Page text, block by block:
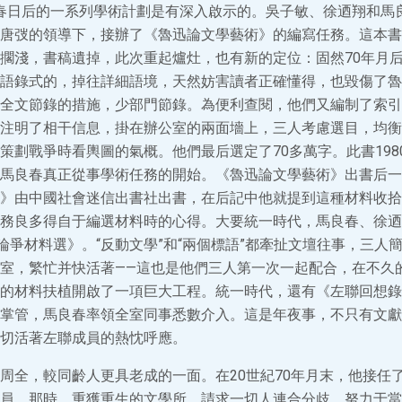
后的一系列學術計劃是有深入啟示的。吳子敏、徐迺翔和馬
弢的領導下，接辦了《魯迅論文學藝術》的編寫任務。這本
淺，書稿遺掉，此次重起爐灶，也有新的定位：固然70年月
錄式的，掉往詳細語境，天然妨害讀者正確懂得，也毀傷了
文節錄的措施，少部門節錄。為便利查閱，他們又編制了索
明了相干信息，掛在辦公室的兩面墻上，三人考慮選目，均
劃戰爭時看輿圖的氣概。他們最后選定了70多萬字。此書
良春真正從事學術任務的開始。《魯迅論文學藝術》出書后
由中國社會迷信出書社出書，在后記中他就提到這種材料收
良多得自于編選材料時的心得。大要統一時代，馬良春、徐
爭材料選》。“反動文學”和“兩個標語”都牽扯文壇往事，三人
，繁忙并快活著——這也是他們三人第一次一起配合，在不久
材料扶植開啟了一項巨大工程。統一時代，還有《左聯回想
管，馬良春率領全室同事悉數介入。這是年夜事，不只有文
活著左聯成員的熱忱呼應。
全，較同齡人更具老成的一面。在20世紀70年月末，他接任